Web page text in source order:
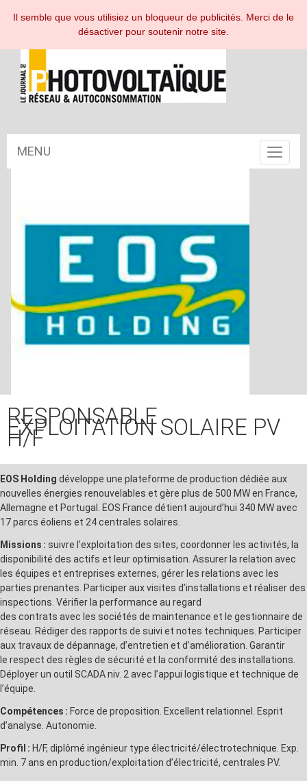
ESPACE ABONNÉ
MENU
Toggle
RESPONSABLE
EXPLOITATION SOLAIRE PV
H/F
EOS Holding développe une plateforme de production dédiée aux
nouvelles énergies renouvelables et gère plus de 500 MW en France,
Allemagne et Portugal. EOS France détient aujourd’hui 340 MW avec
17 parcs éoliens et 24 centrales solaires.
Missions : suivre l’exploitation des sites, coordonner les activités, la
disponibilité des actifs et leur optimisation. Assurer la relation avec
les équipes et entreprises externes, gérer les relations avec les
parties prenantes. Participer aux visites d’installations et réaliser des
inspections. Vérifier la performance au regard
des contrats avec les sociétés de maintenance et le gestionnaire de
réseau. Rédiger des rapports de suivi et notes techniques. Participer
aux travaux de dépannage, d’entretien et d’amélioration. Garantir
le respect des règles de sécurité et la conformité des installations.
Déployer un outil SCADA niv. 2 avec l’appui logistique et technique de
l’équipe.
Compétences : Force de proposition. Excellent relationnel. Esprit
d’analyse. Autonomie.
Profil : H/F, diplômé ingénieur type électricité/électrotechnique. Exp.
min. 7 ans en production/exploitation d’électricité, centrales PV.
Il semble que vous utilisiez un bloqueur de publicités. Merci de le
désactiver pour soutenir notre site.